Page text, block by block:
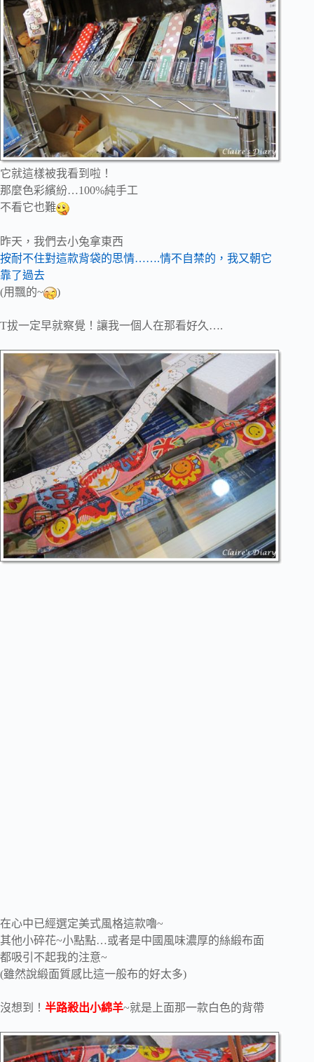
它就這樣被我看到啦！
那麼色彩繽紛…100%純手工
不看它也難
昨天，我們去小兔拿東西
按耐不住對這款背袋的思情…….情不自禁的，我又朝它
靠了過去
(用飄的~
)
T拔一定早就察覺！讓我一個人在那看好久….
在心中已經選定美式風格這款嚕~
其他小碎花~小點點…或者是中國風味濃厚的絲緞布面
都吸引不起我的注意~
(雖然說緞面質感比這一般布的好太多)
沒想到！ 半路殺出小綿羊~就是上面那一款白色的背帶